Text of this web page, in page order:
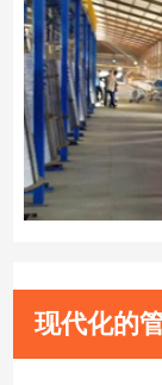
现代化的